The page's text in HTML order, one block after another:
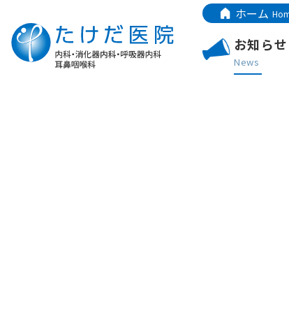
お知らせ
News
ホーム